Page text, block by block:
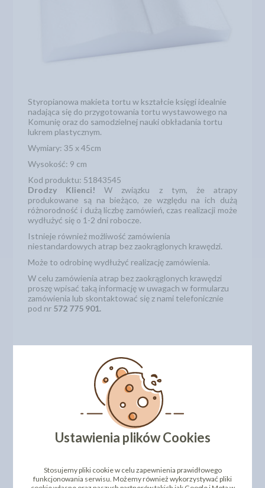
Styropianowa makieta tortu w kształcie księgi idealnie
nadająca się do przygotowania tortu wystawowego na
Komunię oraz do samodzielnej nauki obkładania tortu
lukrem plastycznym.
Wymiary: 35 x 45cm
Wysokość: 9 cm
Kod produktu: 51843545
Drodzy Klienci! W związku z tym, że atrapy
produkowane są na bieżąco, ze względu na ich dużą
różnorodność i dużą liczbę zamówień, czas realizacji może
wydłużyć się o 1-2 dni robocze.
Istnieje również możliwość zamówienia
niestandardowych atrap bez zaokrąglonych krawędzi.
Może to odrobinę wydłużyć realizację zamówienia.
W celu zamówienia atrap bez zaokrąglonych krawędzi
proszę wpisać taką informację w uwagach w formularzu
zamówienia lub skontaktować się z nami telefonicznie
pod nr 572 775 901.
Niestandardowe rozmiary atrap
Oferujemy również inne rozmiary atrap.
zamówić niestandardowe rozmiary atrap.
Ustawienia plików Cookies
Stosujemy pliki cookie w celu zapewnienia prawidłowego
funkcjonowania serwisu. Możemy również wykorzystywać pliki